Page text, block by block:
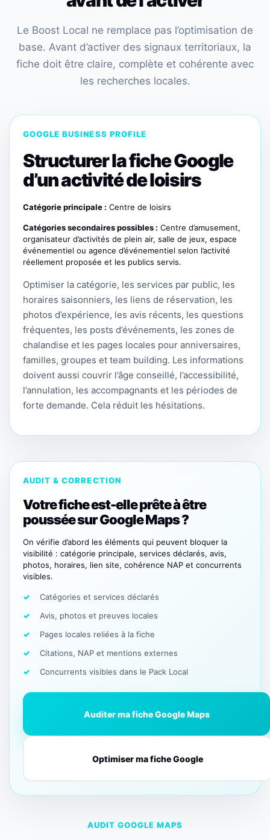
Le Boost Local ne remplace pas l’optimisation de
base. Avant d’activer des signaux territoriaux, la
fiche doit être claire, complète et cohérente avec
les recherches locales.
GOOGLE BUSINESS PROFILE
Structurer la fiche Google
d’un activité de loisirs
Catégorie principale : Centre de loisirs
Catégories secondaires possibles : Centre d’amusement,
organisateur d’activités de plein air, salle de jeux, espace
événementiel ou agence d’événementiel selon l’activité
réellement proposée et les publics servis.
Optimiser la catégorie, les services par public, les
horaires saisonniers, les liens de réservation, les
photos d’expérience, les avis récents, les questions
fréquentes, les posts d’événements, les zones de
chalandise et les pages locales pour anniversaires,
familles, groupes et team building. Les informations
doivent aussi couvrir l’âge conseillé, l’accessibilité,
l’annulation, les accompagnants et les périodes de
forte demande. Cela réduit les hésitations.
AUDIT & CORRECTION
Votre fiche est-elle prête à être
poussée sur Google Maps ?
On vérifie d’abord les éléments qui peuvent bloquer la
visibilité : catégorie principale, services déclarés, avis,
photos, horaires, lien site, cohérence NAP et concurrents
visibles.
Catégories et services déclarés
Avis, photos et preuves locales
Pages locales reliées à la fiche
Citations, NAP et mentions externes
Concurrents visibles dans le Pack Local
Auditer ma fiche Google Maps
Optimiser ma fiche Google
AUDIT GOOGLE MAPS